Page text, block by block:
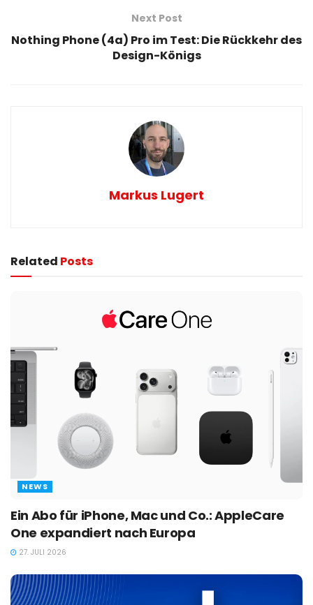
Next Post
Nothing Phone (4a) Pro im Test: Die Rückkehr des
Design-Königs
Markus Lugert
Related Posts
NEWS
Ein Abo für iPhone, Mac und Co.: AppleCare
One expandiert nach Europa
27. JULI 2026